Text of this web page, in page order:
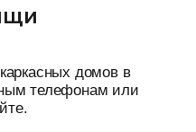
домов в
телефонам или